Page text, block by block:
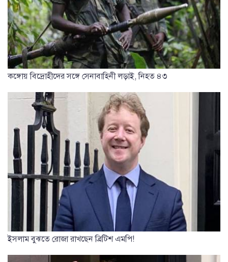
কঙ্গোয় বিদ্রোহীদের সঙ্গে সেনাবাহিনী লড়াই, নিহত ৪৩
ইসলাম বুঝতে রোজা রাখছেন ব্রিটিশ এমপি!